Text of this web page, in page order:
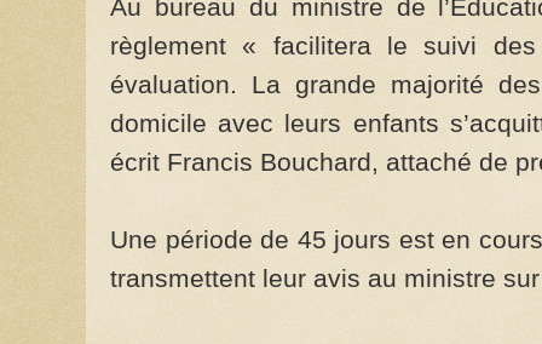
Au bureau du ministre de
règlement « facilitera le suivi
évaluation. La grande majorité
domicile avec leurs enfants
écrit Francis Bouchard, attaché de
Une période de 45 jours est en
transmettent leur avis au ministre